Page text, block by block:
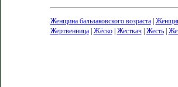
Женщина бальзаковского возраста|
Жертвенница| Жёско| Жесткач| Жесть|